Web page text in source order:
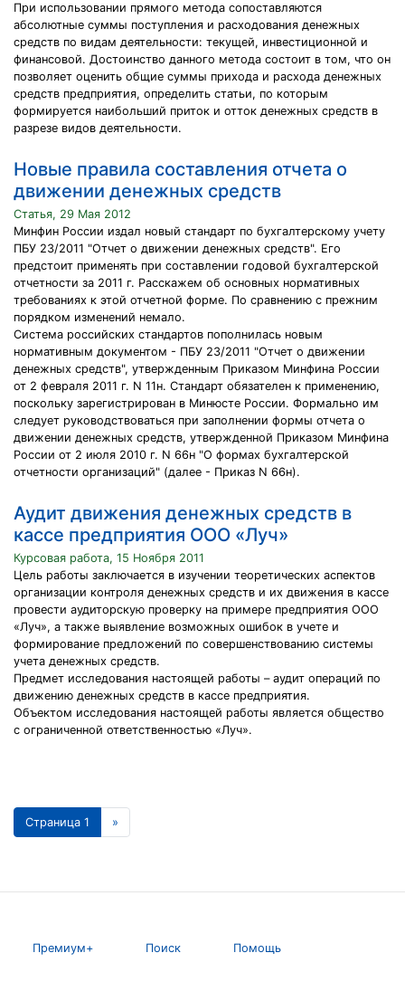
При использовании прямого метода сопоставляются
абсолютные суммы поступления и расходования денежных
средств по видам деятельности: текущей, инвестиционной и
финансовой. Достоинство данного метода состоит в том, что он
позволяет оценить общие суммы прихода и расхода денежных
средств предприятия, определить статьи, по которым
формируется наибольший приток и отток денежных средств в
разрезе видов деятельности.
Новые правила составления отчета о
движении денежных средств
Статья, 29 Мая 2012
Минфин России издал новый стандарт по бухгалтерскому учету
ПБУ 23/2011 "Отчет о движении денежных средств". Его
предстоит применять при составлении годовой бухгалтерской
отчетности за 2011 г. Расскажем об основных нормативных
требованиях к этой отчетной форме. По сравнению с прежним
порядком изменений немало.
Система российских стандартов пополнилась новым
нормативным документом - ПБУ 23/2011 "Отчет о движении
денежных средств", утвержденным Приказом Минфина России
от 2 февраля 2011 г. N 11н. Стандарт обязателен к применению,
поскольку зарегистрирован в Минюсте России. Формально им
следует руководствоваться при заполнении формы отчета о
движении денежных средств, утвержденной Приказом Минфина
России от 2 июля 2010 г. N 66н "О формах бухгалтерской
отчетности организаций" (далее - Приказ N 66н).
Аудит движения денежных средств в
кассе предприятия ООО «Луч»
Курсовая работа, 15 Ноября 2011
Цель работы заключается в изучении теоретических аспектов
организации контроля денежных средств и их движения в кассе
провести аудиторскую проверку на примере предприятия ООО
«Луч», а также выявление возможных ошибок в учете и
формирование предложений по совершенствованию системы
учета денежных средств.
Предмет исследования настоящей работы – аудит операций по
движению денежных средств в кассе предприятия.
Объектом исследования настоящей работы является общество
с ограниченной ответственностью «Луч».
Страница 1 »
Премиум+ Поиск Помощь